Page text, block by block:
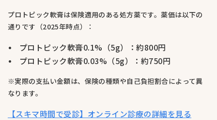
プロトピック軟膏は保険適用のある処方薬です。薬価は以下の
通りです（2025年時点）：
プロトピック軟膏0.1%（5g）：約800円
プロトピック軟膏0.03%（5g）：約750円
※実際の支払い金額は、保険の種類や自己負担割合によって異
なります。
【スキマ時間で受診】オンライン診療の詳細を見る